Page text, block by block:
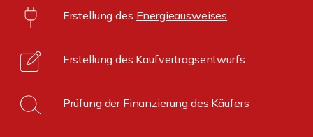
Erstellung des Energieausweises
Erstellung des Kaufvertragsentwurfs
Prüfung der Finanzierung des Käufers